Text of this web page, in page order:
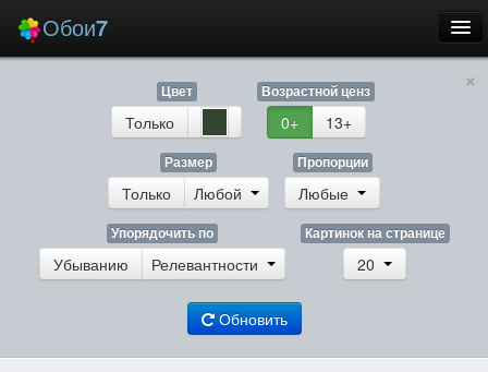
Обои7
Заставки
×
Цвет
Только
Возрастной ценз
0+ 13+
Размер
Только Любой
Пропорции
Любые
Упорядочить по
Убыванию Релевантности
Картинок на странице
20
Обновить